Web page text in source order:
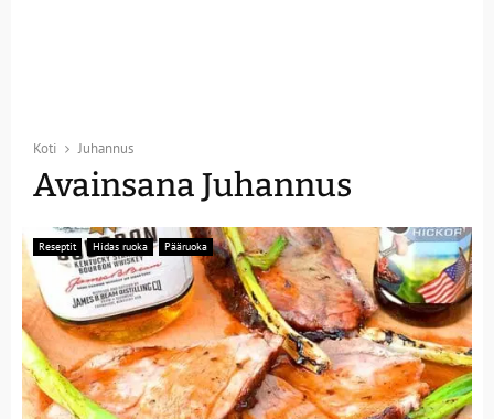
Koti Juhannus
Avainsana Juhannus
Reseptit Hidas ruoka Pääruoka